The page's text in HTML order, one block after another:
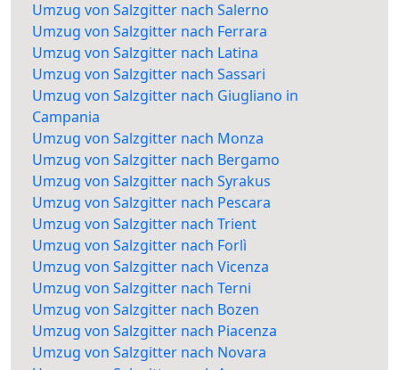
Umzug von Salzgitter nach Salerno
Umzug von Salzgitter nach Ferrara
Umzug von Salzgitter nach Latina
Umzug von Salzgitter nach Sassari
Umzug von Salzgitter nach Giugliano in
Campania
Umzug von Salzgitter nach Monza
Umzug von Salzgitter nach Bergamo
Umzug von Salzgitter nach Syrakus
Umzug von Salzgitter nach Pescara
Umzug von Salzgitter nach Trient
Umzug von Salzgitter nach Forlì
Umzug von Salzgitter nach Vicenza
Umzug von Salzgitter nach Terni
Umzug von Salzgitter nach Bozen
Umzug von Salzgitter nach Piacenza
Umzug von Salzgitter nach Novara